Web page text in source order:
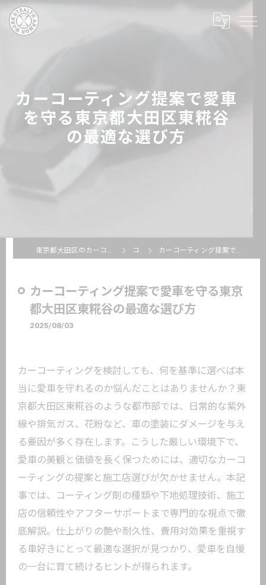
カーコーティング提案で愛車
を守る東京都大田区東糀谷
の最適な選び方
東京都大田区のカーコーティングならSTEALTH ARMOR WORKS コラム カーコーティング提案で愛車を守る東京都大田区東糀谷の最適な選び方
カーコーティング提案で愛車を守る東京
都大田区東糀谷の最適な選び方
2025/08/03
カーコーティングを検討しても、何を基準に選べば本
当に愛車を守れるのか悩んだことはありませんか？東
京都大田区東糀谷のような都市部では、日常的な紫外
線や排気ガス、花粉など、車の塗装にダメージを与え
る要因が多く存在します。こうした厳しい環境下で、
愛車の美観と価値を長く保つためには、適切なカーコ
ーティングの提案と施工店選びが欠かせません。本記
事では、コーティング剤の種類や下地処理技術、施工
店の信頼性やアフターサポートまで専門的な視点で徹
底解説。仕上がりの艶や耐久性、費用対効果を重視す
る車好きにとって最適な選択が見つかり、愛車を自慢
の一台に育て続けるヒントが得られます。